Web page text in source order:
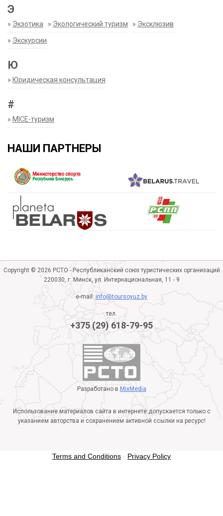
Э
» Экзотика » Экологический туризм » Эксклюзив
» Экскурсии
Ю
» Юридическая консультация
#
» MICE-туризм
НАШИ ПАРТНЕРЫ
Copyright © 2026 РСТО - Республиканский союз туристических организаций
220030, г. Минск, ул. Интернациональная, 11 - 9
e-mail:info@toursoyuz.by
тел.
+375 (29) 618-79-95
Разработано в MixMedia
Использование материалов сайта в интернете допускается только с
указанием авторства и сохранением активной ссылки на ресурс!
Terms and Conditions - Privacy Policy